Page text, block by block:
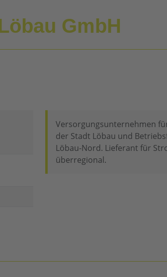
GmbH
Versorgungsunternehmen
der Stadt Löbau und
Löbau-Nord. Lieferant für
überregional.